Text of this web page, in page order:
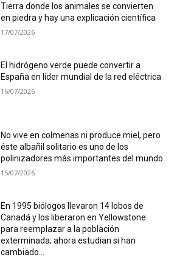
Tierra donde los animales se convierten
en piedra y hay una explicación científica
17/07/2026
El hidrógeno verde puede convertir a
España en líder mundial de la red eléctrica
16/07/2026
No vive en colmenas ni produce miel, pero
éste albañil solitario es uno de los
polinizadores más importantes del mundo
15/07/2026
En 1995 biólogos llevaron 14 lobos de
Canadá y los liberaron en Yellowstone
para reemplazar a la población
exterminada; ahora estudian si han
cambiado...